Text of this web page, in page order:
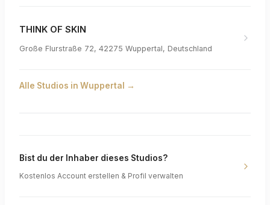
THINK OF SKIN
Große Flurstraße 72, 42275 Wuppertal, Deutschland
Alle Studios in Wuppertal →
Bist du der Inhaber dieses Studios?
Kostenlos Account erstellen & Profil verwalten